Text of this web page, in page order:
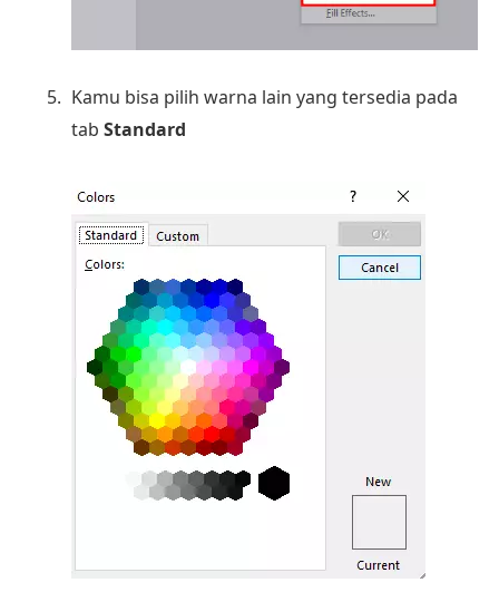
Kamu bisa pilih warna lain yang tersedia pada
tab Standard